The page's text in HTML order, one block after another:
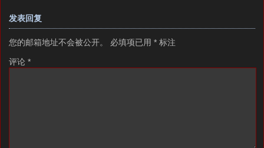
发表回复
您的邮箱地址不会被公开。 必填项已用 * 标注
评论 *